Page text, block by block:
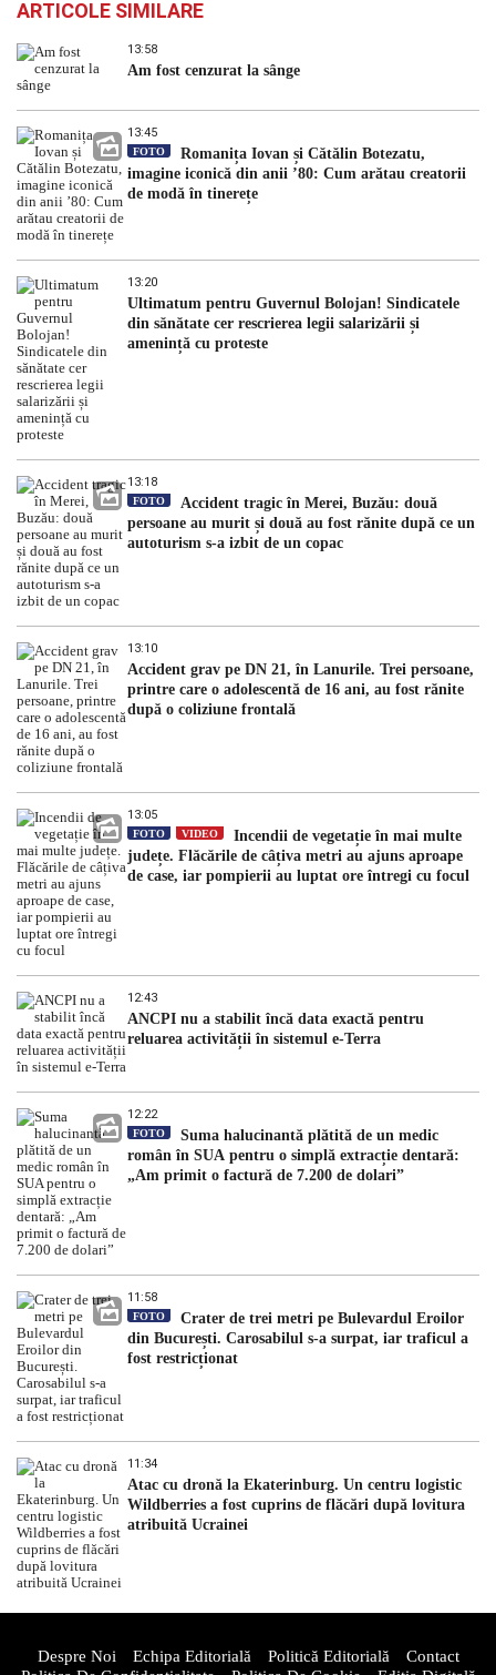
ARTICOLE SIMILARE
13:58
Am fost cenzurat la sânge
13:45
FOTO
Romanița Iovan și Cătălin Botezatu,
imagine iconică din anii ’80: Cum arătau creatorii
de modă în tinerețe
13:20
Ultimatum pentru Guvernul Bolojan! Sindicatele
din sănătate cer rescrierea legii salarizării și
amenință cu proteste
13:18
FOTO
Accident tragic în Merei, Buzău: două
persoane au murit și două au fost rănite după ce un
autoturism s-a izbit de un copac
13:10
Accident grav pe DN 21, în Lanurile. Trei persoane,
printre care o adolescentă de 16 ani, au fost rănite
după o coliziune frontală
13:05
FOTO VIDEO
Incendii de vegetație în mai multe
județe. Flăcările de câțiva metri au ajuns aproape
de case, iar pompierii au luptat ore întregi cu focul
12:43
ANCPI nu a stabilit încă data exactă pentru
reluarea activității în sistemul e-Terra
12:22
FOTO
Suma halucinantă plătită de un medic
român în SUA pentru o simplă extracție dentară:
„Am primit o factură de 7.200 de dolari”
11:58
FOTO
Crater de trei metri pe Bulevardul Eroilor
din București. Carosabilul s-a surpat, iar traficul a
fost restricționat
11:34
Atac cu dronă la Ekaterinburg. Un centru logistic
Wildberries a fost cuprins de flăcări după lovitura
atribuită Ucrainei
Despre Noi Echipa Editorială Politică Editorială
Contact